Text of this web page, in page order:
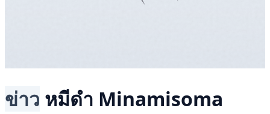
ข่าว หมีดำ Minamisoma